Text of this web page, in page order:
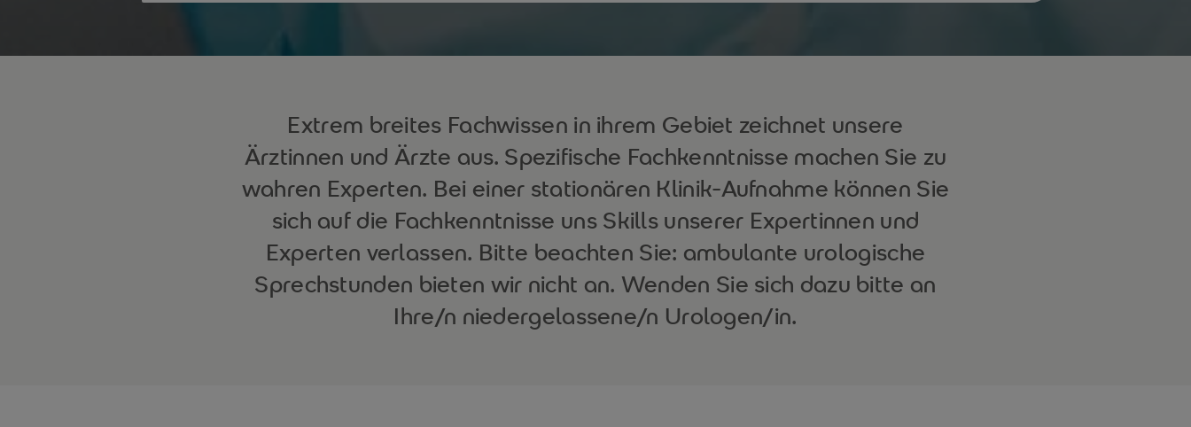
Extrem breites Fachwissen in ihrem Gebiet zeichnet unsere
Ärztinnen und Ärzte aus. Spezifische Fachkenntnisse machen Sie zu
wahren Experten. Bei einer stationären Klinik-Aufnahme können Sie
sich auf die Fachkenntnisse uns Skills unserer Expertinnen und
Experten verlassen. Bitte beachten Sie: ambulante urologische
Sprechstunden bieten wir nicht an. Wenden Sie sich dazu bitte an
Ihre/n niedergelassene/n Urologen/in.